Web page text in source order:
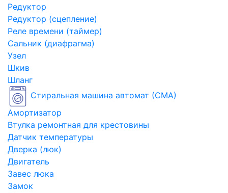
Редуктор
Редуктор (сцепление)
Реле времени (таймер)
Сальник (диафрагма)
Узел
Шкив
Шланг
Стиральная машина автомат (СМА)
Амортизатор
Втулка ремонтная для крестовины
Датчик температуры
Дверка (люк)
Двигатель
Завес люка
Замок